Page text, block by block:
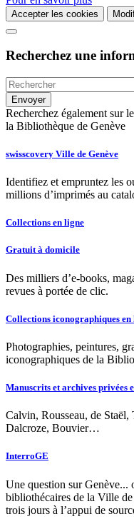
Accepter les cookies
Recherchez une
Recherchez également sur
la Bibliothèque de Genève
swisscovery Ville de Genève
Identifiez et empruntez les
millions d’imprimés au
Collections en ligne
Gratuit à domicile
Des milliers d’e-books,
revues à portée de clic.
Collections iconographiques en
Photographies, peintures,
iconographiques de la
Manuscrits et archives privées
Calvin, Rousseau, de
Dalcroze, Bouvier…
InterroGE
Une question sur Genève...
bibliothécaires de la Ville
trois jours à l’appui de